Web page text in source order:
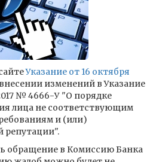
Указание от 16 октября
изменений в Указание
№ 4666-У "О порядке
лица не соответствующим
и (или)
репутации".
обращение в Комиссию Банка